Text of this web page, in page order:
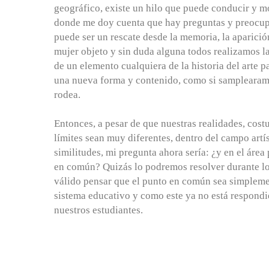
geográfico, existe un hilo que puede conducir y
donde me doy cuenta que hay preguntas y
puede ser un rescate desde la memoria, la
mujer objeto y sin duda alguna todos realizamos
de un elemento cualquiera de la historia del arte
una nueva forma y contenido, como si
rodea.
Entonces, a pesar de que nuestras realidades,
límites sean muy diferentes, dentro del campo
similitudes, mi pregunta ahora sería: ¿y en el
en común? Quizás lo podremos resolver durante
válido pensar que el punto en común sea
sistema educativo y como este ya no está
nuestros estudiantes.